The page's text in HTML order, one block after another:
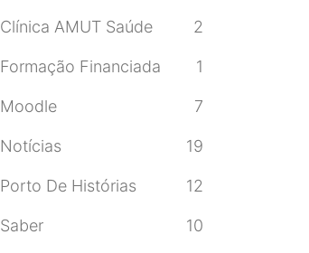
Clínica AMUT Saúde 2
Formação Financiada 1
Moodle 7
Notícias 19
Porto De Histórias 12
Saber 10